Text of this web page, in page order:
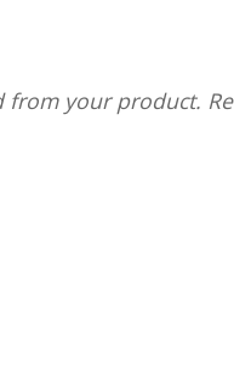
your product.